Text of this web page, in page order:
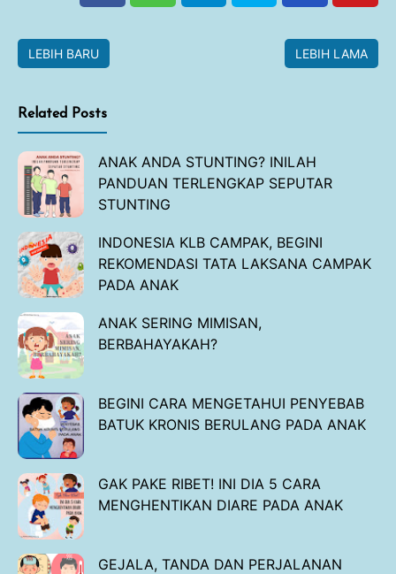
LEBIH BARU LEBIH LAMA
Related Posts
ANAK ANDA STUNTING? INILAH
PANDUAN TERLENGKAP SEPUTAR
STUNTING
INDONESIA KLB CAMPAK, BEGINI
REKOMENDASI TATA LAKSANA CAMPAK
PADA ANAK
ANAK SERING MIMISAN,
BERBAHAYAKAH?
BEGINI CARA MENGETAHUI PENYEBAB
BATUK KRONIS BERULANG PADA ANAK
GAK PAKE RIBET! INI DIA 5 CARA
MENGHENTIKAN DIARE PADA ANAK
GEJALA, TANDA DAN PERJALANAN